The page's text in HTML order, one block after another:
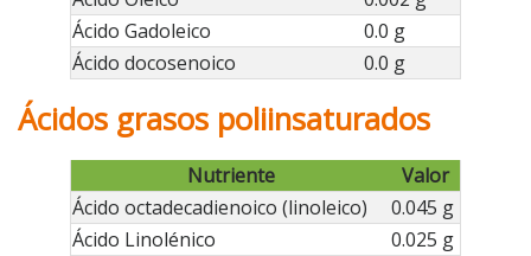
Ácido Gadoleico
0.0 g
Ácido docosenoico
0.0 g
Ácidos grasos poliinsaturados
Nutriente
Valor
Ácido octadecadienoico (linoleico)
0.045 g
Ácido Linolénico
0.025 g